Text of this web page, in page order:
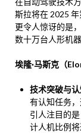
斯拉将在 2025
更令人惊讶的是
数十万台人形机
埃隆·马斯克（
技术突破与认
有认知任务
引人注目的
计人机比例